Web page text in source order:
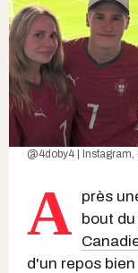
@4doby4 | Instagram
A
près
bout
d'un repos